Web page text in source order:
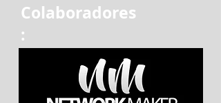
Colaboradores
: